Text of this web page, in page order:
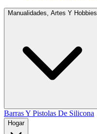
Manualidades, Artes Y Hobbies
Barras Y Pistolas De Silicona
Hogar